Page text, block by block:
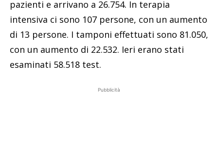
pazienti e arrivano a 26.754. In terapia
intensiva ci sono 107 persone, con un aumento
di 13 persone. I tamponi effettuati sono 81.050,
con un aumento di 22.532. Ieri erano stati
esaminati 58.518 test.
Pubblicità